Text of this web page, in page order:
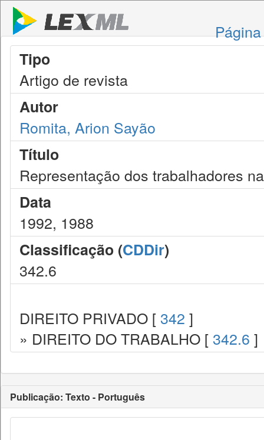
Tipo
Artigo de revista
Autor
Romita, Arion Sayão
Título
Representação dos trabalhadores
Data
1992, 1988
Classificação (CDDir)
342.6
DIREITO PRIVADO [ 342 ]
» DIREITO DO TRABALHO [ 342.6 ]
Publicação: Texto - Português